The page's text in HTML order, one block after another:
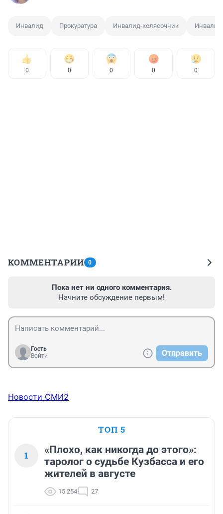
Инвалид Прокуратура Инвалид-колясочник
0 0 0 0 0
КОММЕНТАРИИ 0
Пока нет ни одного комментария.
Начните обсуждение первым!
Гость
Войти
Отправить
Новости СМИ2
ТОП 5
1
«Плохо, как никогда до этого»:
таролог о судьбе Кузбасса и его
жителей в августе
15 254 27